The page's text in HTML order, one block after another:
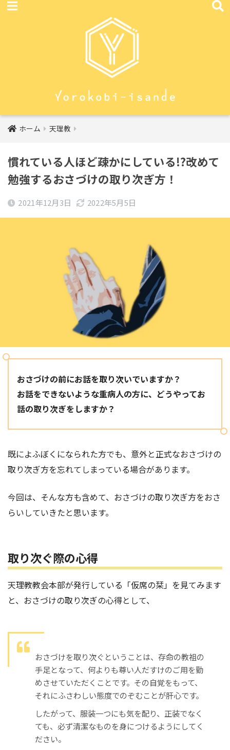
ホーム 天理教
慣れている人ほど疎かにしている!?改めて
勉強するおさづけの取り次ぎ方！
2021年12月3日 2022年5月5日
おさづけの前にお話を取り次いでいますか？
お話をできないような重病人の方に、どうやってお
話の取り次ぎをしますか？
既によふぼくになられた方でも、意外と正式なおさづけの
取り次ぎ方を忘れてしまっている場合があります。
今回は、そんな方も含めて、おさづけの取り次ぎ方をおさ
らいしていきたと思います。
取り次ぐ際の心得
天理教教会本部が発行している「仮席の栞」を見てみます
と、おさづけの取り次ぎの心得として、
おさづけを取り次ぐということは、存命の教祖の
手足となって、何よりも尊い人だすけのご用を勤
めさせていただくことです。その自覚をもって、
それにふさわしい態度でのぞむことが肝心です。
したがって、服装一つにも気を配り、正装でなく
ても、必ず清潔なものを身につけるようにしてく
ださい。